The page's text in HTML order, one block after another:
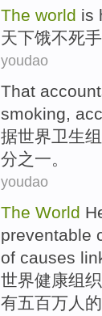
The world is
天下饿不死
youdao
That
smoking,
据世界卫生
分之一。
youdao
The World
preventable
of causes
世界健康组织
有五百万 人 的